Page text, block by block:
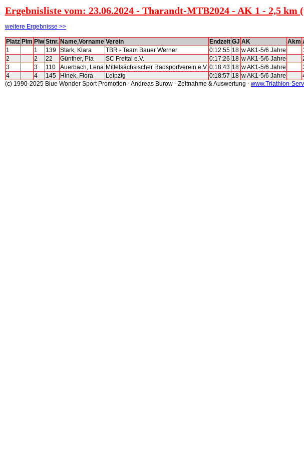
Ergebnisliste vom: 23.06.2024 - Tharandt-MTB2024 - AK 1 - 2,5 km
weitere Ergebnisse >>
Platz Plm Plw Stnr. Name,Vorname Verein Endzeit GJ AK Akm
1
1 139 Stark, Klara TBR - Team Bauer Werner 0:12:55 18 w AK1-5/6 Jahre
2
2 22 Günther, Pia SC Freital e.V. 0:17:26 18 w AK1-5/6 Jahre
3
3 110 Auerbach, Lena Mittelsächsischer Radsportverein e.V. 0:18:43 18 w AK1-5/6 Jahre
4
4 145 Hinek, Flora Leipzig 0:18:57 18 w AK1-5/6 Jahre
(c) 1990-2025 Blue Wonder Sport Promotion - Andreas Burow - Zeitnahme & Auswertung - www.Triathlon-